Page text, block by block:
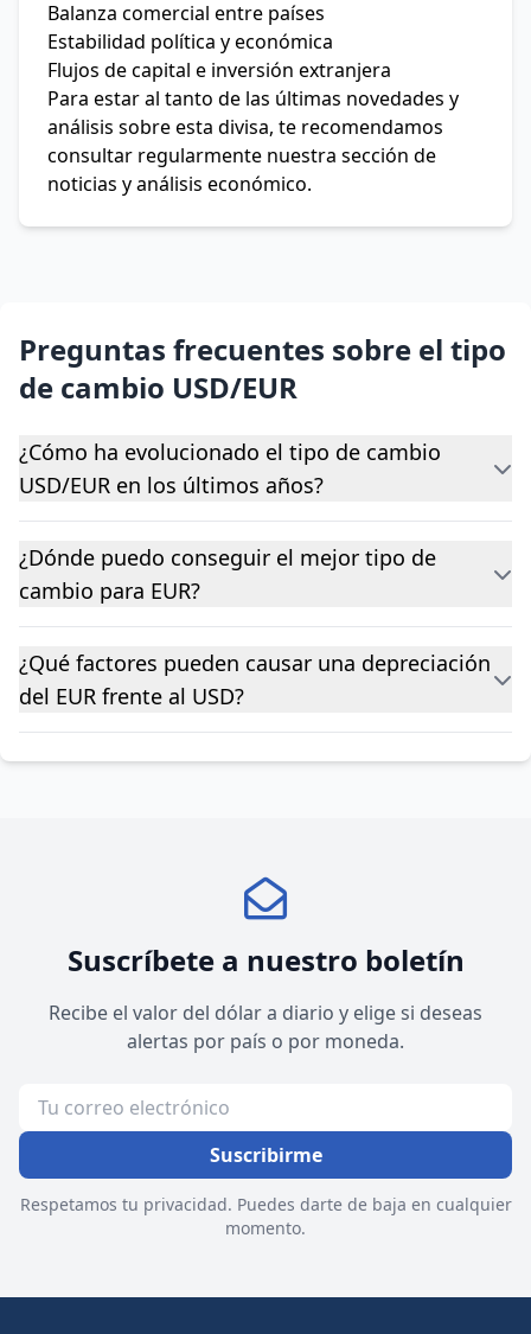
Balanza comercial entre países
Estabilidad política y económica
Flujos de capital e inversión extranjera
Para estar al tanto de las últimas novedades y
análisis sobre esta divisa, te recomendamos
consultar regularmente nuestra sección de
noticias y análisis económico.
Preguntas frecuentes sobre el tipo
de cambio USD/EUR
¿Cómo ha evolucionado el tipo de cambio
USD/EUR en los últimos años?
¿Dónde puedo conseguir el mejor tipo de
cambio para EUR?
¿Qué factores pueden causar una depreciación
del EUR frente al USD?
Suscríbete a nuestro boletín
Recibe el valor del dólar a diario y elige si deseas
alertas por país o por moneda.
Suscribirme
Respetamos tu privacidad. Puedes darte de baja en cualquier
momento.